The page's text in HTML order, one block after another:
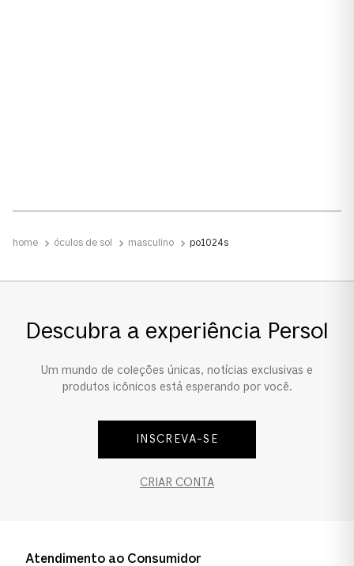
Estreitoóculos de sol masculino po1024s
Descubra a experiência Persol
Um mundo de coleções únicas, notícias exclusivas e
produtos icônicos está esperando por você.
INSCREVA-SE
CRIAR CONTA
Atendimento ao Consumidor